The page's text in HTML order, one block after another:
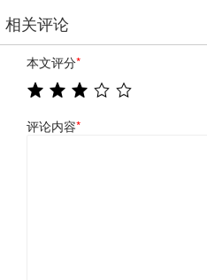
相关评论
本文评分*
评论内容*